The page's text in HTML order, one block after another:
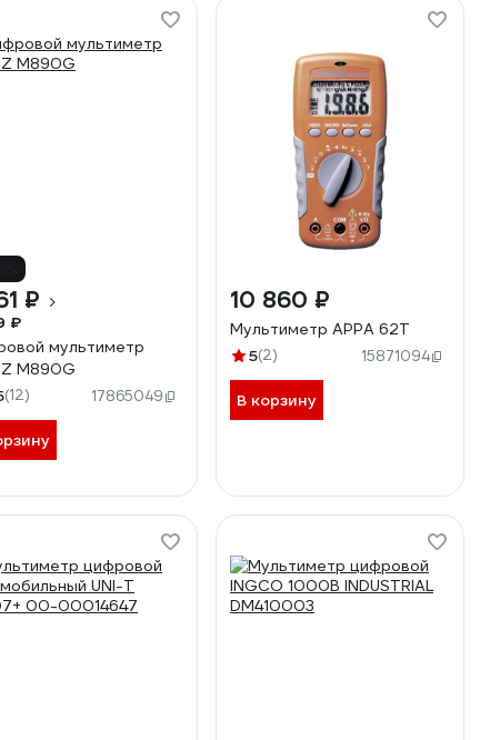
₽
₽
мультиметр
M890G
(12) 17865049
10 860 ₽
Мультиметр APPA 62T
5(2) 15871094
В корзину